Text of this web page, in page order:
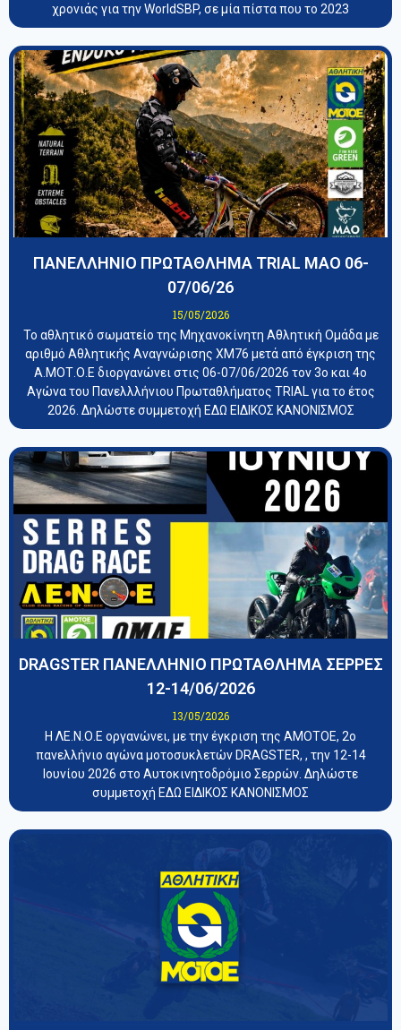
χρονιάς για την WorldSBP, σε μία πίστα που το 2023
ΠΑΝΕΛΛΗΝΙΟ ΠΡΩΤΑΘΛΗΜΑ TRIAL ΜΑΟ 06-
07/06/26
15/05/2026
Το αθλητικό σωματείο της Μηχανοκίνητη Αθλητική Ομάδα με
αριθμό Αθλητικής Αναγνώρισης ΧΜ76 μετά από έγκριση της
Α.ΜΟΤ.Ο.Ε διοργανώνει στις 06-07/06/2026 τον 3ο και 4ο
Αγώνα του Πανελλλήνιου Πρωταθλήματος TRIAL για το έτος
2026. Δηλώστε συμμετοχή ΕΔΩ ΕΙΔΙΚΟΣ ΚΑΝΟΝΙΣΜΟΣ
DRAGSTER ΠΑΝΕΛΛΗΝΙΟ ΠΡΩΤΑΘΛΗΜΑ ΣΕΡΡΕΣ
12-14/06/2026
13/05/2026
Η ΛΕ.Ν.Ο.Ε οργανώνει, με την έγκριση της ΑΜΟΤΟΕ, 2ο
πανελλήνιο αγώνα μοτοσυκλετών DRAGSTER, , την 12-14
Ιουνίου 2026 στο Αυτοκινητοδρόμιο Σερρών. Δηλώστε
συμμετοχή ΕΔΩ ΕΙΔΙΚΟΣ ΚΑΝΟΝΙΣΜΟΣ